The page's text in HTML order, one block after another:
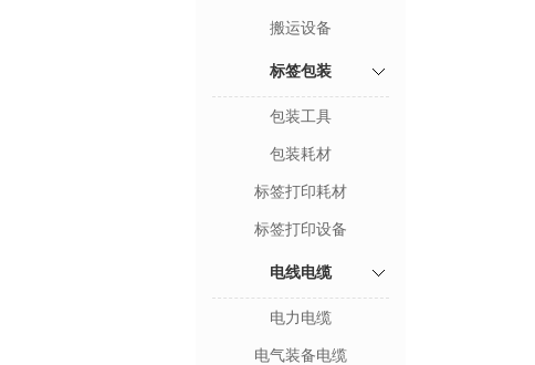
搬运设备
标签包装
包装工具
包装耗材
标签打印耗材
标签打印设备
电线电缆
电力电缆
电气装备电缆